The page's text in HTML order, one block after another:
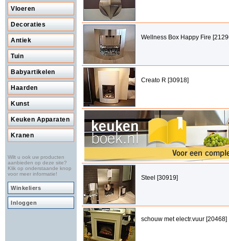
Vloeren
Decoraties
Antiek
Tuin
Babyartikelen
Haarden
Kunst
Keuken Apparaten
Kranen
Wilt u ook uw producten
aanbieden op deze site?
Klik op onderstaande knop
voor meer informatie!
Winkeliers
Inloggen
Wellness Box Happy Fire
Creato R [30918]
Steel [30919]
schouw met electr.vuur [20468]